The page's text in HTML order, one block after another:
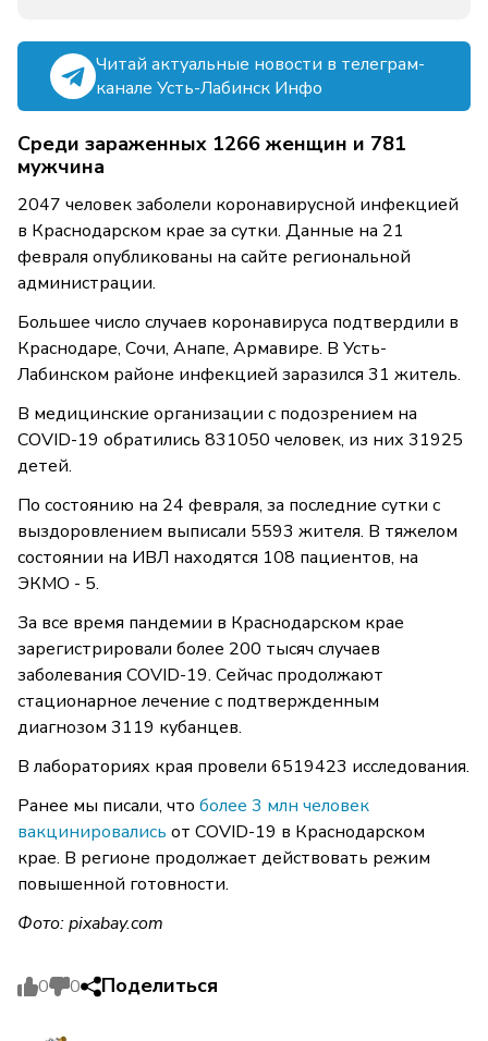
Читай актуальные новости в телеграм-
канале Усть-Лабинск Инфо
Среди зараженных 1266 женщин и 781
мужчина
2047 человек заболели коронавирусной инфекцией
в Краснодарском крае за сутки. Данные на 21
февраля опубликованы на сайте региональной
администрации.
Большее число случаев коронавируса подтвердили в
Краснодаре, Сочи, Анапе, Армавире. В Усть-
Лабинском районе инфекцией заразился 31 житель.
В медицинские организации с подозрением на
COVID-19 обратились 831050 человек, из них 31925
детей.
По состоянию на 24 февраля, за последние сутки с
выздоровлением выписали 5593 жителя. В тяжелом
состоянии на ИВЛ находятся 108 пациентов, на
ЭКМО - 5.
За все время пандемии в Краснодарском крае
зарегистрировали более 200 тысяч случаев
заболевания COVID-19. Сейчас продолжают
стационарное лечение с подтвержденным
диагнозом 3119 кубанцев.
В лабораториях края провели 6519423 исследования.
Ранее мы писали, что более 3 млн человек
вакцинировались от COVID-19 в Краснодарском
крае. В регионе продолжает действовать режим
повышенной готовности.
Фото: pixabay.com
0 0 Поделиться